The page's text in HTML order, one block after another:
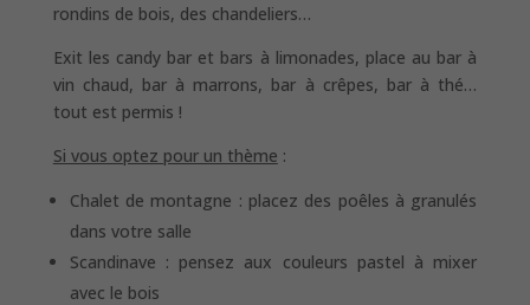
rondins de bois, des chandeliers…
Exit les candy bar et bars à limonades, place au bar à
vin chaud, bar à marrons, bar à crêpes, bar à thé…
tout est permis !
Si vous optez pour un thème :
Chalet de montagne : placez des poêles à granulés
dans votre salle
Scandinave : pensez aux couleurs pastel à mixer
avec le bois